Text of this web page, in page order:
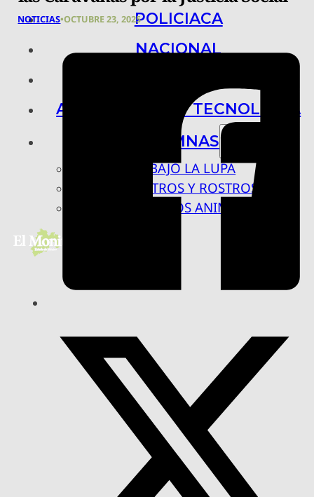
POLICIACA
NACIONAL
ARTE, CIENCIA Y TECNOLOGÍA
COLUMNAS
BAJO LA LUPA
RASTROS Y ROSTROS
VÍNCULOS ANIMALES
NOTICIAS•OCTUBRE 23, 2025